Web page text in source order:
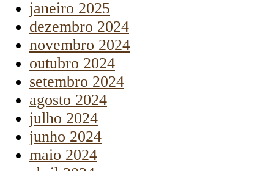
janeiro 2025
dezembro 2024
novembro 2024
outubro 2024
setembro 2024
agosto 2024
julho 2024
junho 2024
maio 2024